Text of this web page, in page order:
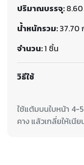
ปริมาณบรรจุ:
น้ำหนักรวม:37.70
จำนวน:1 ชิ้น
วิธีใช้
ใช้แต้มบนใบหน้า 4-